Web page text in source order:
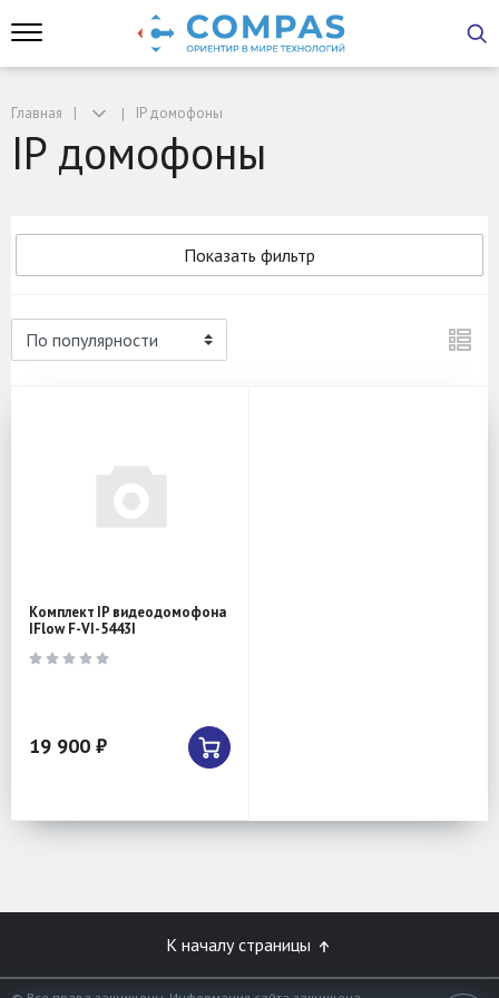
Главная IP домофоны
IP домофоны
Показать фильтр
Комплект IP видеодомофона
IFlow F-VI-5443I
19 900 ₽
К началу страницы